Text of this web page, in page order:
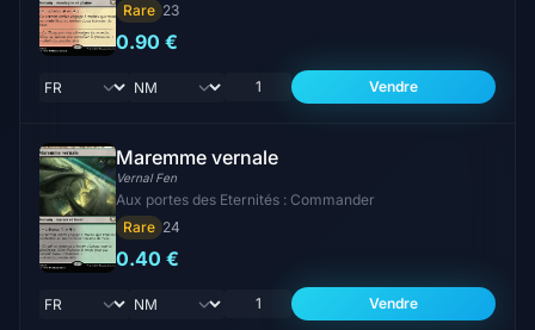
Rare 23
0.90 €
Vendre
Maremme vernale
Vernal Fen
Aux portes des Eternités : Commander
Rare 24
0.40 €
Vendre